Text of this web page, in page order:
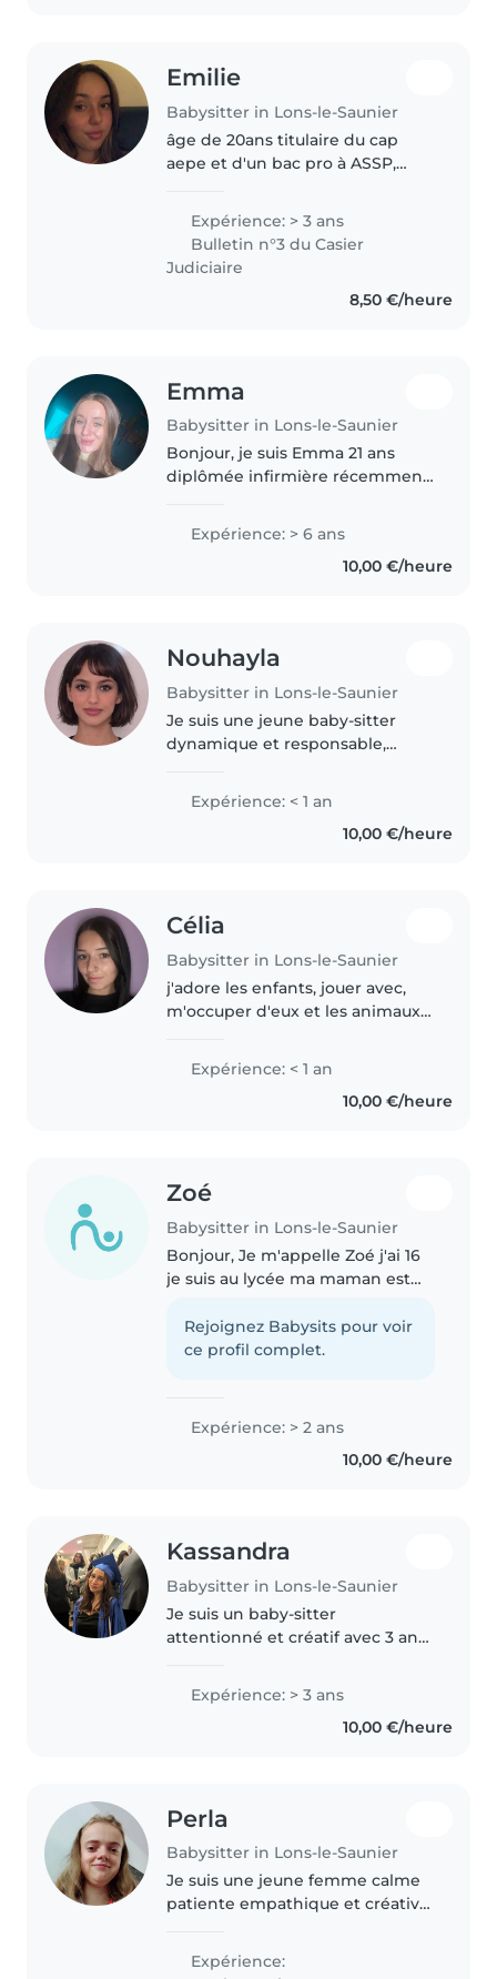
Emilie
Babysitter in Lons-le-Saunier
âge de 20ans titulaire du cap
aepe et d'un bac pro à ASSP,
année entière a travaillé en école
maternelle. Je propose de
garder..
Expérience: > 3 ans
Bulletin n°3 du Casier
Judiciaire
8,50 €/heure
Emma
Babysitter in Lons-le-Saunier
Bonjour, je suis Emma 21 ans
diplômée infirmière récemment
les enfants, je fais du baby-
sitting depuis plusieurs années
et j'ai acquis de l'expérience..
Expérience: > 6 ans
10,00 €/heure
Nouhayla
Babysitter in Lons-le-Saunier
Je suis une jeune baby-sitter
dynamique et responsable,
avec bienveillance. Je parle
anglais, arabe et français et
turque et aussi allemand ce qui..
Expérience: < 1 an
10,00 €/heure
Célia
Babysitter in Lons-le-Saunier
j'adore les enfants, jouer avec,
m'occuper d'eux et les animaux
passer du temps avec. j'ai hate
de garder vos enfants !!
Expérience: < 1 an
10,00 €/heure
Zoé
Babysitter in Lons-le-Saunier
Bonjour, Je m'appelle Zoé j'ai 16
je suis au lycée ma maman est
m'occupe souvent des enfants
qu'elle garde depuis que je suis
Rejoignez Babysits pour voir
ce profil complet.
Expérience: > 2 ans
10,00 €/heure
Kassandra
Babysitter in Lons-le-Saunier
Je suis un baby-sitter
attentionné et créatif avec 3 ans
couramment français et anglais,
je propose des activités ludiques,
Expérience: > 3 ans
10,00 €/heure
Perla
Babysitter in Lons-le-Saunier
Je suis une jeune femme calme
patiente empathique et créative,
parle couramment anglais. Je
souhaite gagner en expérience
Expérience: